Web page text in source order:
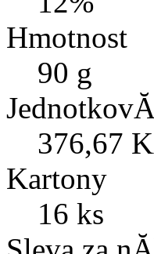
Hmotnost
90 g
376,67
Kartony
16 ks